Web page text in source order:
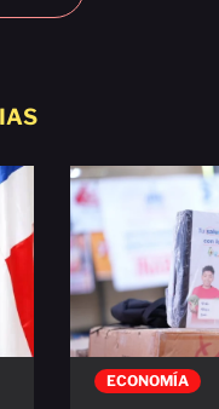
ECONOMÍA